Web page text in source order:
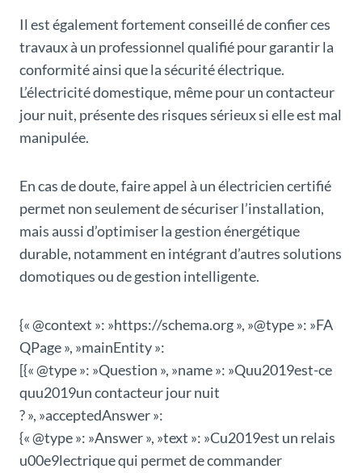
Il est également fortement conseillé de confier ces
travaux à un professionnel qualifié pour garantir la
conformité ainsi que la sécurité électrique.
L’électricité domestique, même pour un contacteur
jour nuit, présente des risques sérieux si elle est mal
manipulée.
En cas de doute, faire appel à un électricien certifié
permet non seulement de sécuriser l’installation,
mais aussi d’optimiser la gestion énergétique
durable, notamment en intégrant d’autres solutions
domotiques ou de gestion intelligente.
{« @context »: »https://schema.org », »@type »: »FA
QPage », »mainEntity »:
[{« @type »: »Question », »name »: »Quu2019est-ce
quu2019un contacteur jour nuit
? », »acceptedAnswer »:
{« @type »: »Answer », »text »: »Cu2019est un relais
u00e9lectrique qui permet de commander